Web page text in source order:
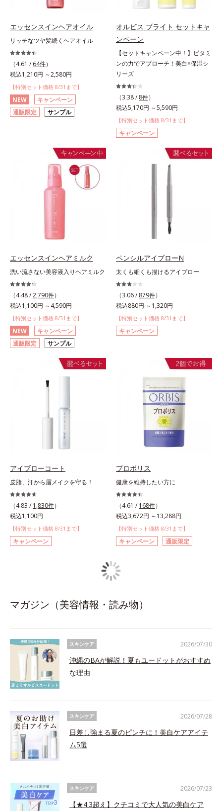
エッセンスインヘアオイル
リッチなツヤ髪続くヘアオイル
（4.61 / 64件）
税込1,210円 ～2,580円
【特別セット価格 8/31まで】
NEW
キャンペーン
通販限定
サンプル
オルビス ブライト セットキャ
ンペーン
【セットキャンペーン中！】ビタミ
ンの力でアプローチ！美白×保湿シ
リーズ
（3.38 / 8件）
税込5,170円 ～5,590円
【特別セット価格 8/31まで】
キャンペーン
エッセンスインヘアミルク
洗い流さない美容液入りヘアミルク
（4.48 /2,790件）
税込1,100円 ～4,590円
【特別セット価格 8/31まで】
NEW
キャンペーン
通販限定
サンプル
ペンシルアイブローN
太くも細くも描けるアイブロー
（3.06 / 879件）
税込880円 ～1,320円
【特別セット価格 8/31まで】
キャンペーン
アイブローコート
皮脂、汗から眉メイクを守る！
（4.83 / 1,830件）
税込1,100円
【特別セット価格 8/31まで】
キャンペーン
プロポリス
健康を維持したい方に
（4.61 / 168件）
税込3,672円 ～13,288円
【特別セット価格 8/31まで】
キャンペーン 通販限定
マガジン（美容情報・読み物）
スキンケア
沖縄のBAが解説！夏もユードットがおすすめ
な理由
2026/07/30
スキンケア
日差し強まる夏のピンチに！美白ケアアイテ
ム5選
2026/07/28
スキンケア
【★4.3超え】クチコミで大人気の美白ケア
2026/07/23